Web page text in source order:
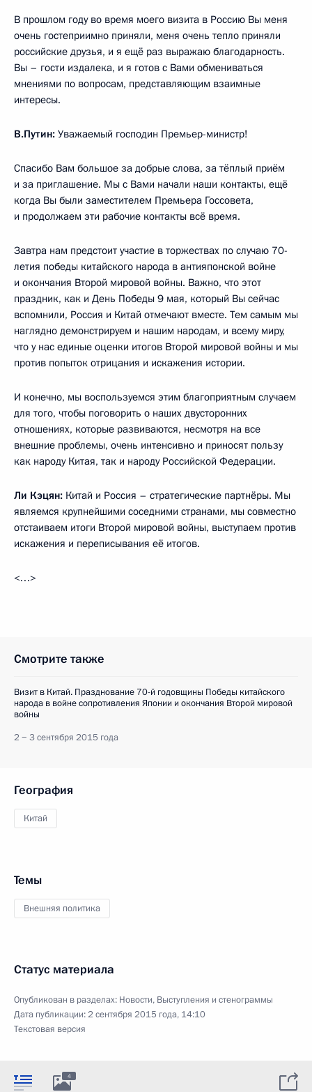
В прошлом году во время моего визита в Россию Вы меня
очень гостеприимно приняли, меня очень тепло приняли
российские друзья, и я ещё раз выражаю благодарность.
Вы – гости издалека, и я готов с Вами обмениваться
мнениями по вопросам, представляющим взаимные
интересы.
В.Путин: Уважаемый господин Премьер-министр!
Спасибо Вам большое за добрые слова, за тёплый приём
и за приглашение. Мы с Вами начали наши контакты, ещё
когда Вы были заместителем Премьера Госсовета,
и продолжаем эти рабочие контакты всё время.
Завтра нам предстоит участие в торжествах по случаю 70-
летия победы китайского народа в антияпонской войне
и окончания Второй мировой войны. Важно, что этот
праздник, как и День Победы 9 мая, который Вы сейчас
вспомнили, Россия и Китай отмечают вместе. Тем самым мы
наглядно демонстрируем и нашим народам, и всему миру,
что у нас единые оценки итогов Второй мировой войны и мы
против попыток отрицания и искажения истории.
И конечно, мы воспользуемся этим благоприятным случаем
для того, чтобы поговорить о наших двусторонних
отношениях, которые развиваются, несмотря на все
внешние проблемы, очень интенсивно и приносят пользу
как народу Китая, так и народу Российской Федерации.
Ли Кэцян: Китай и Россия – стратегические партнёры. Мы
являемся крупнейшими соседними странами, мы совместно
отстаиваем итоги Второй мировой войны, выступаем против
искажения и переписывания её итогов.
<…>
Смотрите также
Визит в Китай. Празднование 70-й годовщины Победы китайского
народа в войне сопротивления Японии и окончания Второй мировой
войны
2 − 3 сентября 2015 года
География
Китай
Темы
Внешняя политика
Статус материала
Опубликован в разделах: Новости, Выступления и стенограммы
Дата публикации:2 сентября 2015 года, 14:10
Текстовая версия
4